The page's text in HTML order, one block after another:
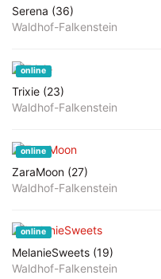
Serena (36)
Waldhof-Falkenstein
online
Trixie (23)
Waldhof-Falkenstein
online
ZaraMoon (27)
Waldhof-Falkenstein
online
MelanieSweets (19)
Waldhof-Falkenstein